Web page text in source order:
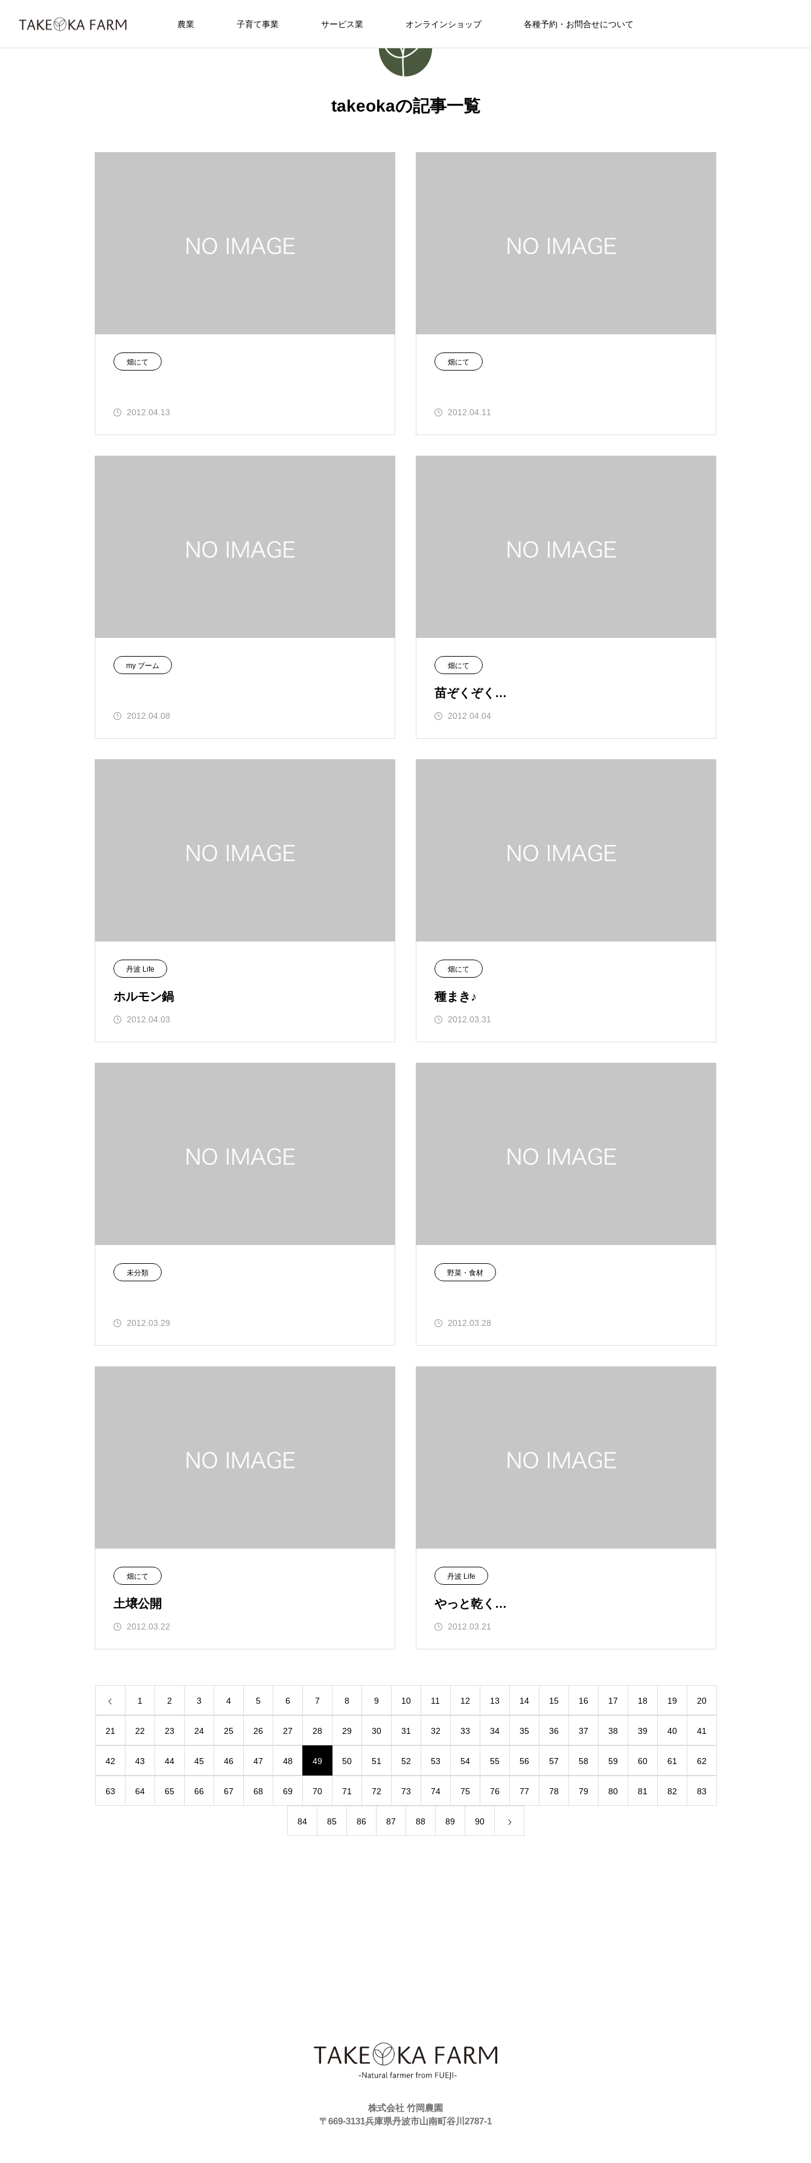
農業 子育て事業 サービス業 オンラインショップ 各種予約・お問合せについて
takeokaの記事一覧
畑にて
2012.04.13
畑にて
2012.04.11
my ブーム
2012.04.08
畑にて
苗ぞくぞく…
2012.04.04
丹波 Life
ホルモン鍋
2012.04.03
畑にて
種まき♪
2012.03.31
未分類
2012.03.29
野菜・食材
2012.03.28
畑にて
土壌公開
2012.03.22
丹波 Life
やっと乾く…
2012.03.21
1 2 3 4 5 6 7 8 9 10 11 12 13 14 15 16 17 18 19 20
21 22 23 24 25 26 27 28 29 30 31 32 33 34 35 36 37 38 39 40 41
42 43 44 45 46 47 48 49 50 51 52 53 54 55 56 57 58 59 60 61 62
63 64 65 66 67 68 69 70 71 72 73 74 75 76 77 78 79 80 81 82 83
84 85 86 87 88 89 90
株式会社 竹岡農園
〒669-3131兵庫県丹波市山南町谷川2787-1